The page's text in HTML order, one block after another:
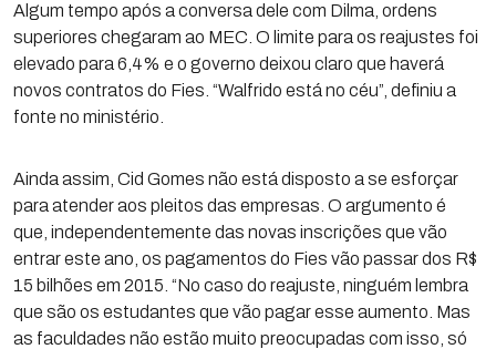
Algum tempo após a conversa dele com Dilma, ordens
superiores chegaram ao MEC. O limite para os reajustes foi
elevado para 6,4% e o governo deixou claro que haverá
novos contratos do Fies. “Walfrido está no céu”, definiu a
fonte no ministério.
Ainda assim, Cid Gomes não está disposto a se esforçar
para atender aos pleitos das empresas. O argumento é
que, independentemente das novas inscrições que vão
entrar este ano, os pagamentos do Fies vão passar dos R$
15 bilhões em 2015. “No caso do reajuste, ninguém lembra
que são os estudantes que vão pagar esse aumento. Mas
as faculdades não estão muito preocupadas com isso, só